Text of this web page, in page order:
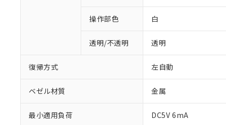
操作部色 白
透明/不透明 透明
復帰方式 左自動
ベゼル材質 金属
最小適用負荷 DC5V 6mA
※1 対応状況